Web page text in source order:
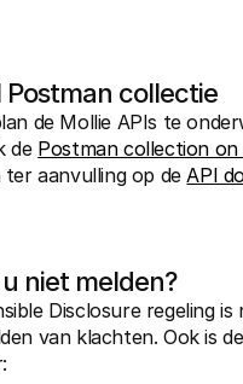
Postman collectie
de Mollie APIs te
de Postman collection on
aanvulling op de API
niet melden?
Disclosure regeling is
van klachten. Ook is